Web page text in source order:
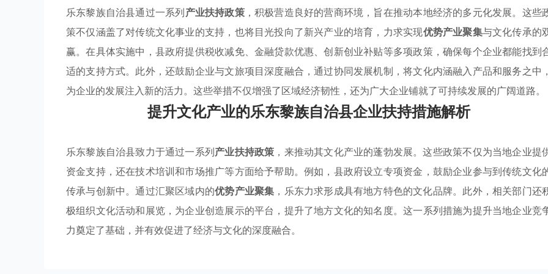
乐东黎族自治县通过一系列产业扶持政策，积极营造良好的营商环境，旨在推动本地经济的多元化发展。这些
策不仅涵盖了对传统文化事业的支持，也将目光投向了新兴产业的培育，力求实现优势产业聚集与文化传承的
赢。在具体实施中，县政府提供税收减免、金融贷款优惠、创新创业补贴等多项政策，确保每个企业都能找到
适的支持方式。此外，还鼓励企业与文旅项目深度融合，通过协同发展机制，将文化内涵融入产品和服务之中，
为企业的发展注入新的活力。这些举措不仅增强了区域经济韧性，还为广大企业铺就了可持续发展的广阔道路。
提升文化产业的乐东黎族自治县企业扶持措施解析
乐东黎族自治县致力于通过一系列产业扶持政策 ，来推动其文化产业的蓬勃发展。这些政策不仅为当地企业提
资金支持，还在技术培训和市场推广等方面给予帮助。例如，县政府设立专项资金，鼓励企业参与到传统文化
传承与创新中。通过汇聚区域内的优势产业聚集 ，乐东力求形成具有地方特色的文化品牌。此外，相关部门还
极组织文化活动和展览，为企业创造展示的平台，提升了地方文化的知名度。这一系列措施为提升当地企业竞
力奠定了基础，并有效促进了经济与文化的深度融合。